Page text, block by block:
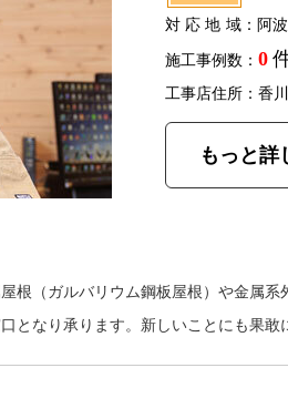
対応地域：阿
施工事例数： 0
工事店住所：香
もっと詳
根（ガルバリウム鋼板屋根）や金属
となり承ります。新しいことにも果敢